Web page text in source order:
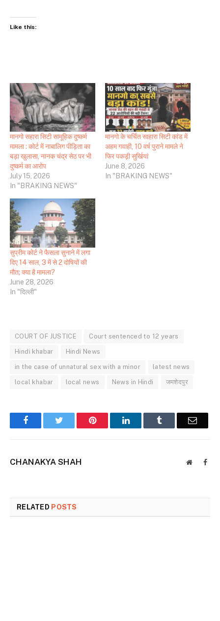
Like this:
मानगो सहारा सिटी सामूहिक दुष्कर्म
मामला : कोर्ट में नाबालिग पीड़िता का
बड़ा खुलासा, नानक चंद्र सेठ पर भी
दुष्कर्म का आरोप
July 15, 2026
In "BRAKING NEWS"
मानगो के चर्चित साहारा सिटी कांड में
अहम गवाही, 10 वर्ष पुराने मामले ने
फिर पकड़ी सुर्खियां
June 8, 2026
In "BRAKING NEWS"
सुप्रीम कोर्ट ने फैसला सुनाने में लगा
दिए 14 साल, 3 में से 2 दोषियों की
मौत; क्या है मामला?
June 28, 2026
In "दिल्ली"
COURT OF JUSTICE Court sentenced to 12 years
Hindi khabar Hindi News
in the case of unnatural sex with a minor latest news
local khabar local news News in Hindi जमशेदपुर
FacebookTwitter Pinterest LinkedInTumblr Email
CHANAKYA SHAH Website
RELATED POSTS